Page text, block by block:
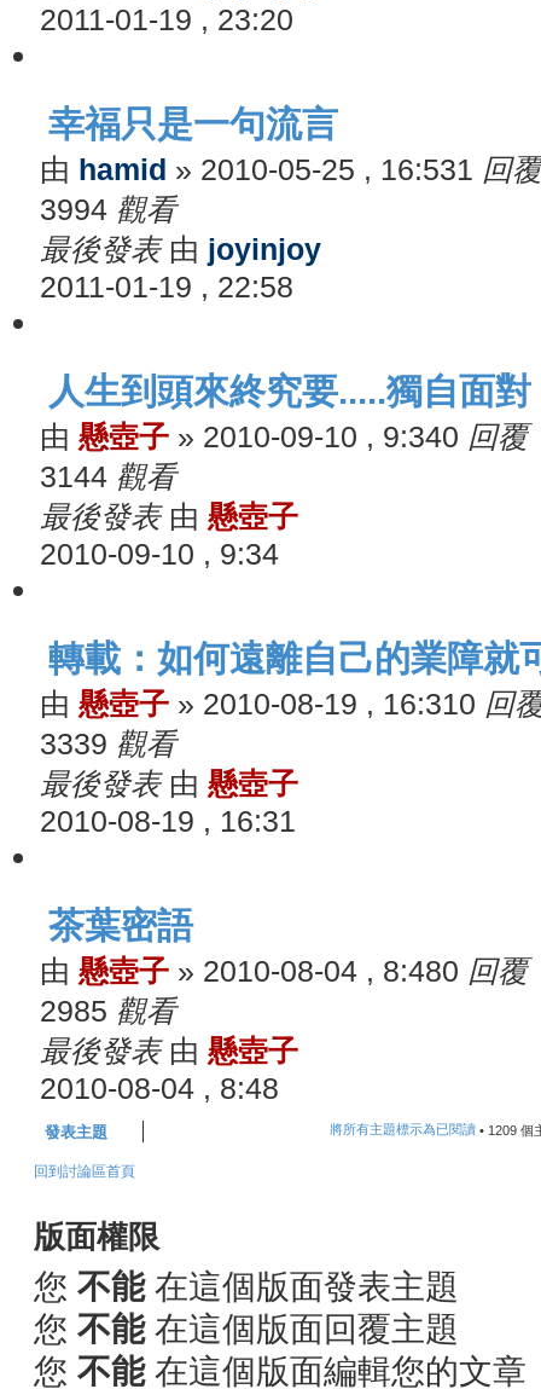
2011-01-19 , 23:20
幸福只是一句流言
由 hamid » 2010-05-25 , 16:531 回覆
3994 觀看
最後發表 由 joyinjoy
2011-01-19 , 22:58
人生到頭來終究要.....獨自面
由 懸壺子 » 2010-09-10 , 9:340 回覆
3144 觀看
最後發表 由 懸壺子
2010-09-10 , 9:34
轉載：如何遠離自己的業障就
由 懸壺子 » 2010-08-19 , 16:31 0 回
3339 觀看
最後發表 由 懸壺子
2010-08-19 , 16:31
茶葉密語
由 懸壺子 » 2010-08-04 , 8:480 回覆
2985 觀看
最後發表 由 懸壺子
2010-08-04 , 8:48
發表主題 將所有主題標示為已閱讀 • 1209 個
回到討論區首頁
版面權限
您 不能在這個版面發表主題
您 不能在這個版面回覆主題
您 不能在這個版面編輯您的文章